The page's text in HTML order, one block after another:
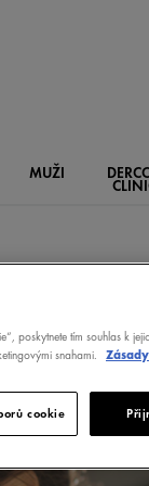
MUŽI
poskytnete tím souhlas k
snahami.
cookie